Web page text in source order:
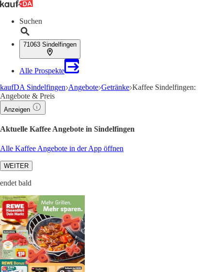
Suchen
71063 Sindelfingen
Alle Prospekte
kaufDA Sindelfingen Angebote Getränke Kaffee Sindelfingen:
Angebote & Preis
Anzeigen
Aktuelle Kaffee Angebote in Sindelfingen
Alle Kaffee Angebote in der App öffnen
WEITER
endet bald